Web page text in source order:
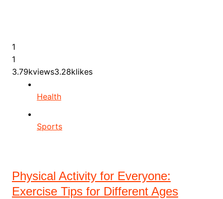
1
1
3.79kviews3.28klikes
Health
Sports
Physical Activity for Everyone:
Exercise Tips for Different Ages